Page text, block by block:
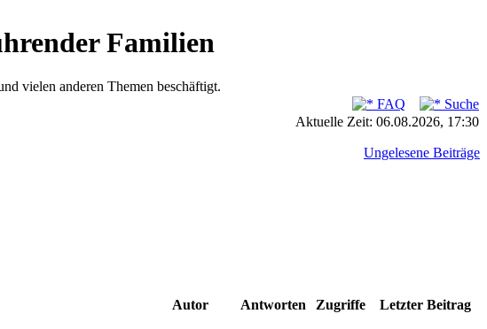
Familien
vielen anderen Themen beschäftigt.
FAQ
Suche
Aktuelle Zeit: 06.08.2026, 17:30
Ungelesene Beiträge
Autor Antworten Zugriffe Letzter Beitrag